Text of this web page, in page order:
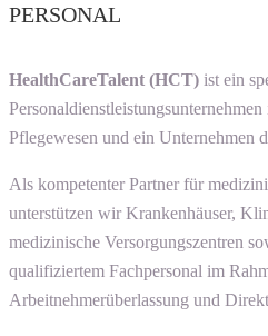
PERSONAL
HealthCareTalent (HCT) ist ein
Pflegewesen und ein Unternehmen
Als kompetenter Partner für
unterstützen wir Krankenhäuser,
medizinische Versorgungszentren
qualifiziertem Fachpersonal im
Arbeitnehmerüberlassung und